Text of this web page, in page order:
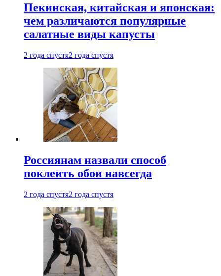
Пекинская, китайская и японская:
чем различаются популярные
салатные виды капусты
2 года спустя2 года спустя
Россиянам назвали способ
поклеить обои навсегда
2 года спустя2 года спустя